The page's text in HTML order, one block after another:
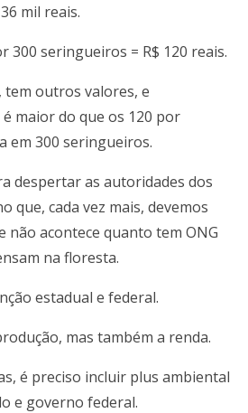
mil reais.
300 seringueiros = R$ 120 reais.
tem outros valores, e
maior do que os 120 por
em 300 seringueiros.
despertar as autoridades dos
que, cada vez mais, devemos
não acontece quanto tem ONG
na floresta.
estadual e federal.
mas também a renda.
é preciso incluir plus ambiental
e governo federal.